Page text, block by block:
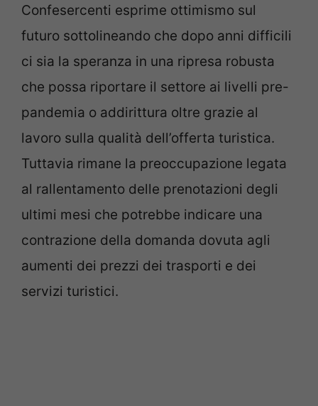
Confesercenti esprime ottimismo sul
futuro sottolineando che dopo anni difficili
ci sia la speranza in una ripresa robusta
che possa riportare il settore ai livelli pre-
pandemia o addirittura oltre grazie al
lavoro sulla qualità dell’offerta turistica.
Tuttavia rimane la preoccupazione legata
al rallentamento delle prenotazioni degli
ultimi mesi che potrebbe indicare una
contrazione della domanda dovuta agli
aumenti dei prezzi dei trasporti e dei
servizi turistici.